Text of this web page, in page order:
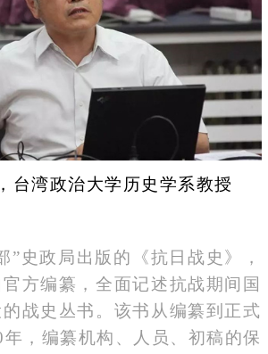
台湾政治大学历史学系教授
政局出版的《抗日战史》，
方编纂，全面记述抗战期间国
战史丛书。该书从编纂到正式
，编纂机构、人员、初稿的保